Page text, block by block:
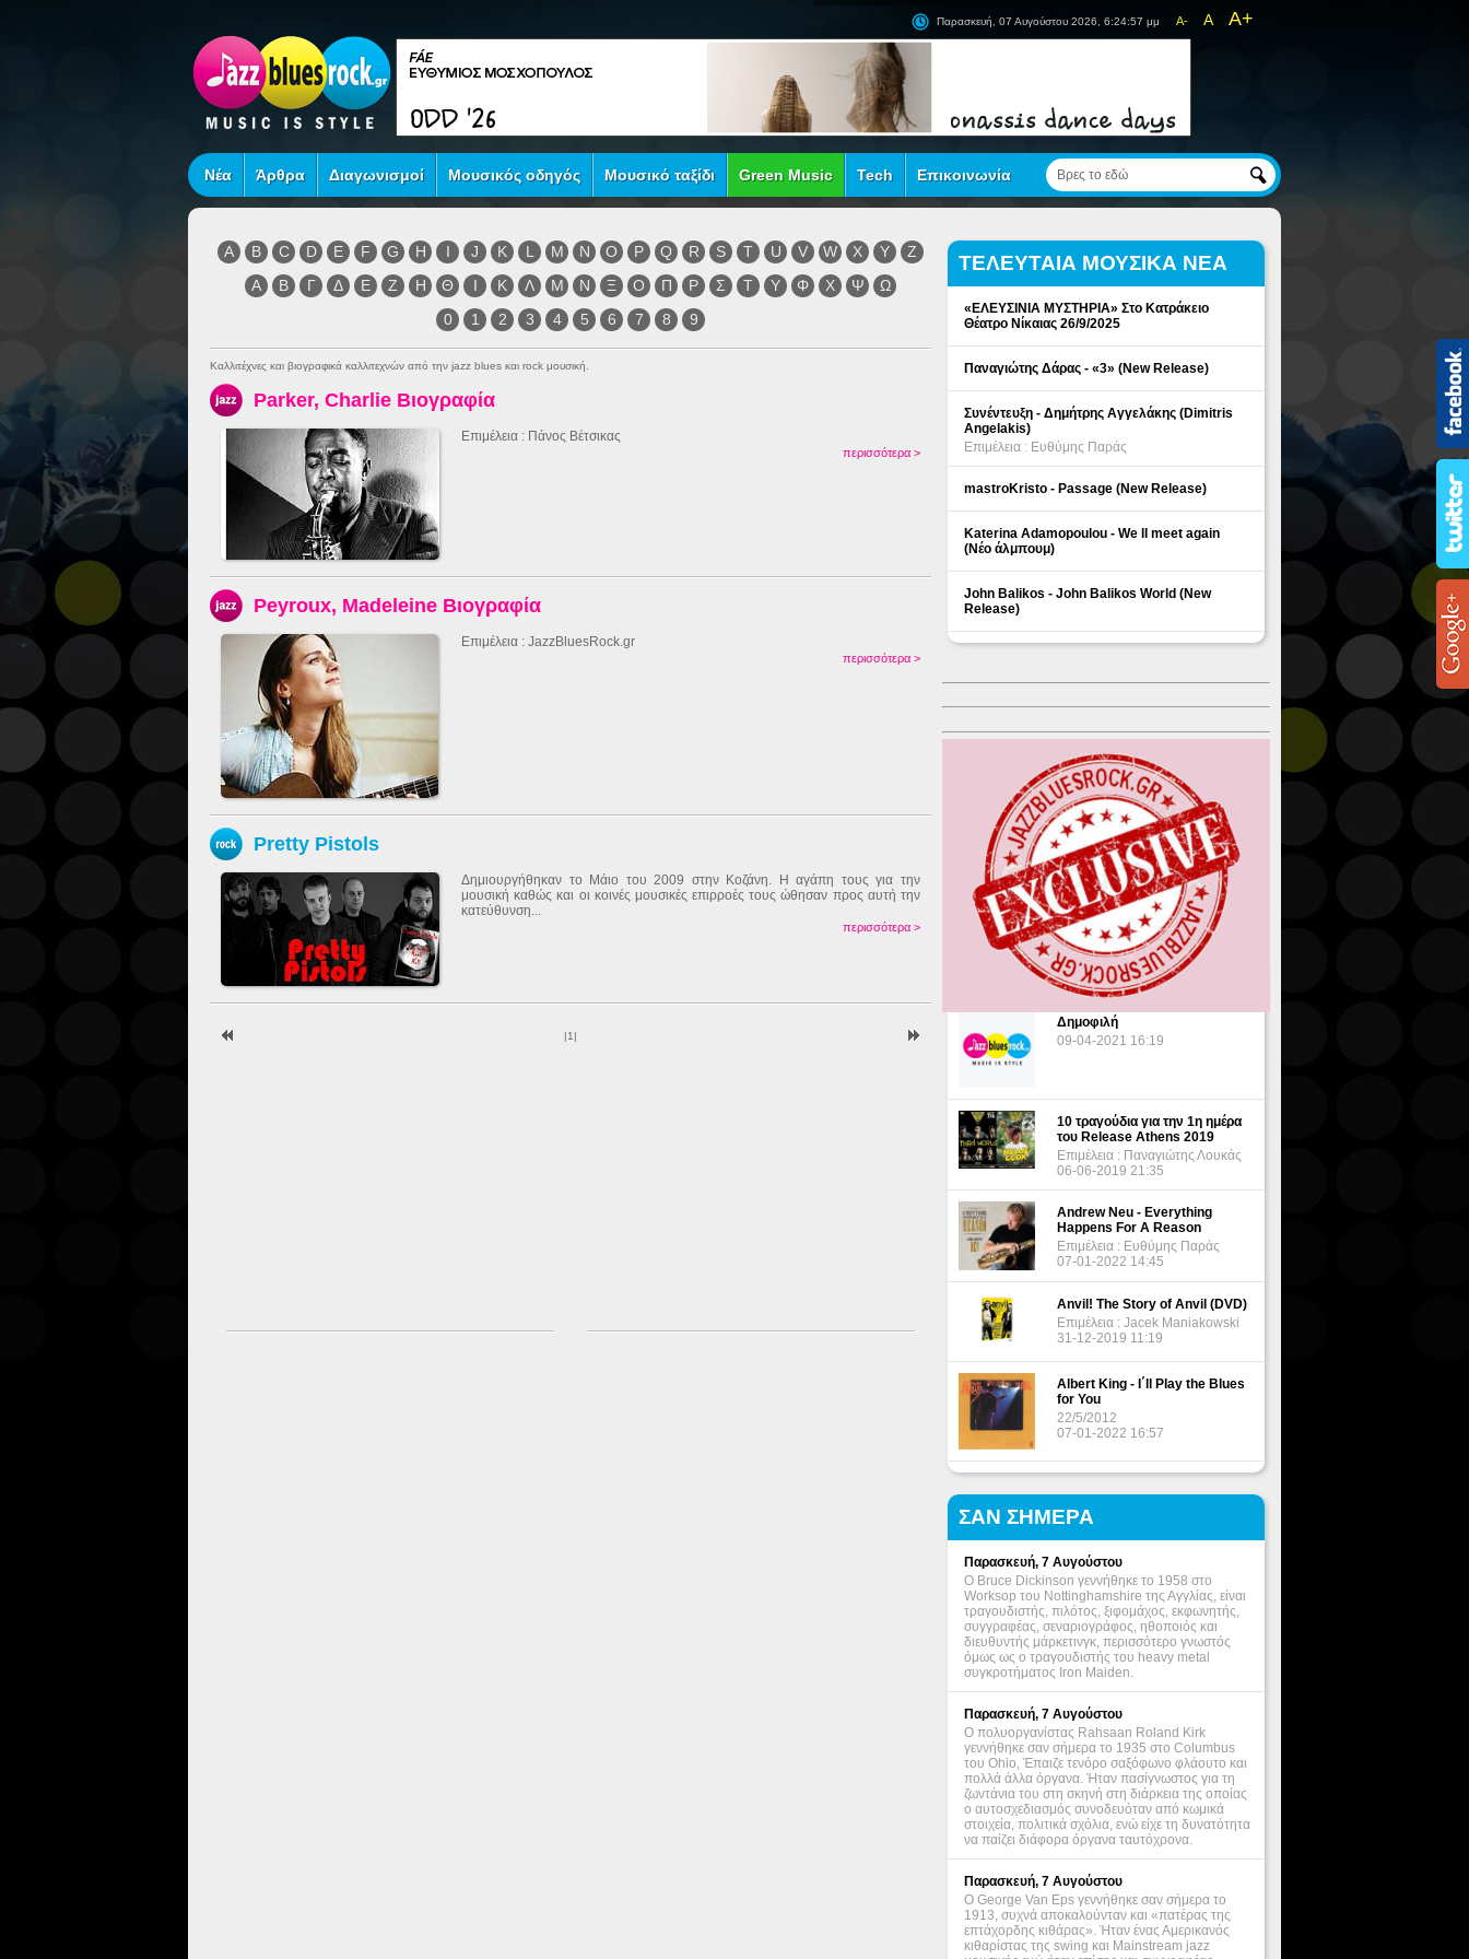
A- A A+
Παρασκευή, 07 Αυγούστου 2026, 6:24:57 μμ
Νέα Άρθρα Διαγωνισμοί Μουσικός οδηγός Μουσικό ταξίδι Green Music Tech Επικοινωνία
A B C D E F G H I J K L M N O P Q R S T U V W X Y
Z
Α
Β Γ Δ Ε Ζ Η Θ Ι Κ Λ Μ Ν Ξ Ο Π Ρ Σ Τ Υ Φ Χ Ψ
Ω
0
1 2 3 4 5 6 7 8 9
Καλλιτέχνες και βιογραφικά καλλιτεχνών από την jazz blues και rock μουσική.
Parker, Charlie Βιογραφία
Επιμέλεια : Πάνος Βέτσικας
περισσότερα >
Peyroux, Madeleine Βιογραφία
Επιμέλεια : JazzBluesRock.gr
περισσότερα >
Pretty Pistols
Δημιουργήθηκαν το Μάιο του 2009 στην Κοζάνη. Η αγάπη τους για την
μουσική καθώς και οι κοινές μουσικές επιρροές τους ώθησαν προς αυτή την
κατεύθυνση...
περισσότερα >
1
ΤΕΛΕΥΤΑΙΑ ΜΟΥΣΙΚΑ ΝΕΑ
«ΕΛΕΥΣΙΝΙΑ ΜΥΣΤΗΡΙΑ» Στο Κατράκειο
Θέατρο Νίκαιας 26/9/2025
Παναγιώτης Δάρας - «3» (New Release)
Συνέντευξη - Δημήτρης Αγγελάκης (Dimitris
Angelakis)
Επιμέλεια : Ευθύμης Παράς
mastroKristo - Passage (New Release)
Katerina Adamopoulou - We ll meet again
(Νέο άλμπουμ)
John Balikos - John Balikos World (New
Release)
ΔΗΜΟΦΙΛΗ ΘΕΜΑΤΑ
Δημοφιλή
09-04-2021 16:19
10 τραγούδια για την 1η ημέρα
του Release Athens 2019
Επιμέλεια : Παναγιώτης Λουκάς
06-06-2019 21:35
Andrew Neu - Everything
Happens For A Reason
Επιμέλεια : Ευθύμης Παράς
07-01-2022 14:45
Anvil! The Story of Anvil (DVD)
Επιμέλεια : Jacek Maniakowski
31-12-2019 11:19
Albert King - I΄ll Play the Blues
for You
22/5/2012
07-01-2022 16:57
ΣΑΝ ΣΗΜΕΡΑ
Παρασκευή, 7 Αυγούστου
Ο Bruce Dickinson γεννήθηκε το 1958 στο
Worksop του Nottinghamshire της Αγγλίας, είναι
τραγουδιστής, πιλότος, ξιφομάχος, εκφωνητής,
συγγραφέας, σεναριογράφος, ηθοποιός και
διευθυντής μάρκετινγκ, περισσότερο γνωστός
όμως ως ο τραγουδιστής του heavy metal
συγκροτήματος Iron Maiden.
Παρασκευή, 7 Αυγούστου
Ο πολυοργανίστας Rahsaan Roland Kirk
γεννήθηκε σαν σήμερα το 1935 στο Columbus
του Ohio, Έπαιζε τενόρο σαξόφωνο φλάουτο και
πολλά άλλα όργανα. Ήταν πασίγνωστος για τη
ζωντάνια του στη σκηνή στη διάρκεια της οποίας
ο αυτοσχεδιασμός συνοδευόταν από κωμικά
στοιχεία, πολιτικά σχόλια, ενώ είχε τη δυνατότητα
να παίζει διάφορα όργανα ταυτόχρονα.
Παρασκευή, 7 Αυγούστου
Ο George Van Eps γεννήθηκε σαν σήμερα το
1913, συχνά αποκαλούνταν και «πατέρας της
επτάχορδης κιθάρας». Ήταν ένας Αμερικανός
κιθαρίστας της swing και Mainstream jazz